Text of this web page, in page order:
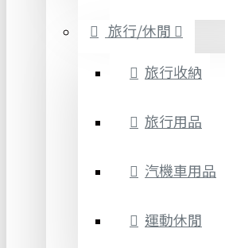
旅行/休閒
旅行收納
旅行用品
汽機車用品
運動休閒